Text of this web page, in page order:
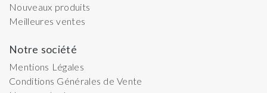
Nouveaux produits
Meilleures ventes
Notre société
Mentions Légales
Conditions Générales de Vente